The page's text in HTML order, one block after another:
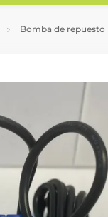
Bomba de repuesto